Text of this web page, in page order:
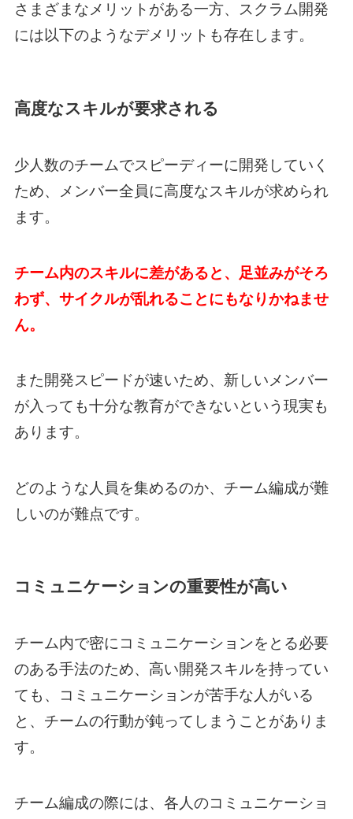
さまざまなメリットがある一方、スクラム開発
には以下のようなデメリットも存在します。
高度なスキルが要求される
少人数のチームでスピーディーに開発していく
ため、メンバー全員に高度なスキルが求められ
ます。
チーム内のスキルに差があると、足並みがそろ
わず、サイクルが乱れることにもなりかねませ
ん。
また開発スピードが速いため、新しいメンバー
が入っても十分な教育ができないという現実も
あります。
どのような人員を集めるのか、チーム編成が難
しいのが難点です。
コミュニケーションの重要性が高い
チーム内で密にコミュニケーションをとる必要
のある手法のため、高い開発スキルを持ってい
ても、コミュニケーションが苦手な人がいる
と、チームの行動が鈍ってしまうことがありま
す。
チーム編成の際には、各人のコミュニケーショ